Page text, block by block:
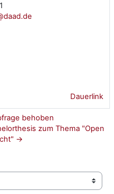
Dauerlink
behoben
zum Thema "Open
→